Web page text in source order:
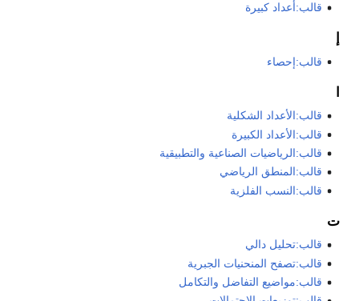
قالب:أعداد كبيرة
إ
قالب:إحصاء
قالب:الأعداد الشكلية
قالب:الأعداد الكبيرة
قالب:الرياضيات الصناعية والتطبيقية
قالب:المنطق الرياضي
قالب:النسب الفلزية
ت
قالب:تحليل دالي
قالب:تصفح المنحنيات الجبرية
قالب:مواضيع التفاضل والتكامل